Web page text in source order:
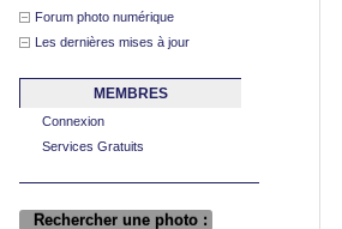
Forum photo numérique
Les dernières mises à jour
MEMBRES
Connexion
Services Gratuits
Rechercher une photo :